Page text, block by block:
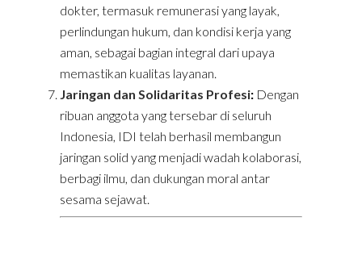
dokter, termasuk remunerasi yang layak,
perlindungan hukum, dan kondisi kerja yang
aman, sebagai bagian integral dari upaya
memastikan kualitas layanan.
Jaringan dan Solidaritas Profesi: Dengan
ribuan anggota yang tersebar di seluruh
Indonesia, IDI telah berhasil membangun
jaringan solid yang menjadi wadah kolaborasi,
berbagi ilmu, dan dukungan moral antar
sesama sejawat.